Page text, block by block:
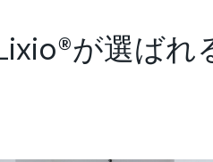
が選ばれ